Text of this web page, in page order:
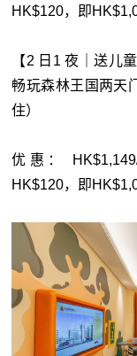
HK$120，即
【2 日1 夜｜送儿
畅玩森林王国两天
住）
优惠：
HK$120，即